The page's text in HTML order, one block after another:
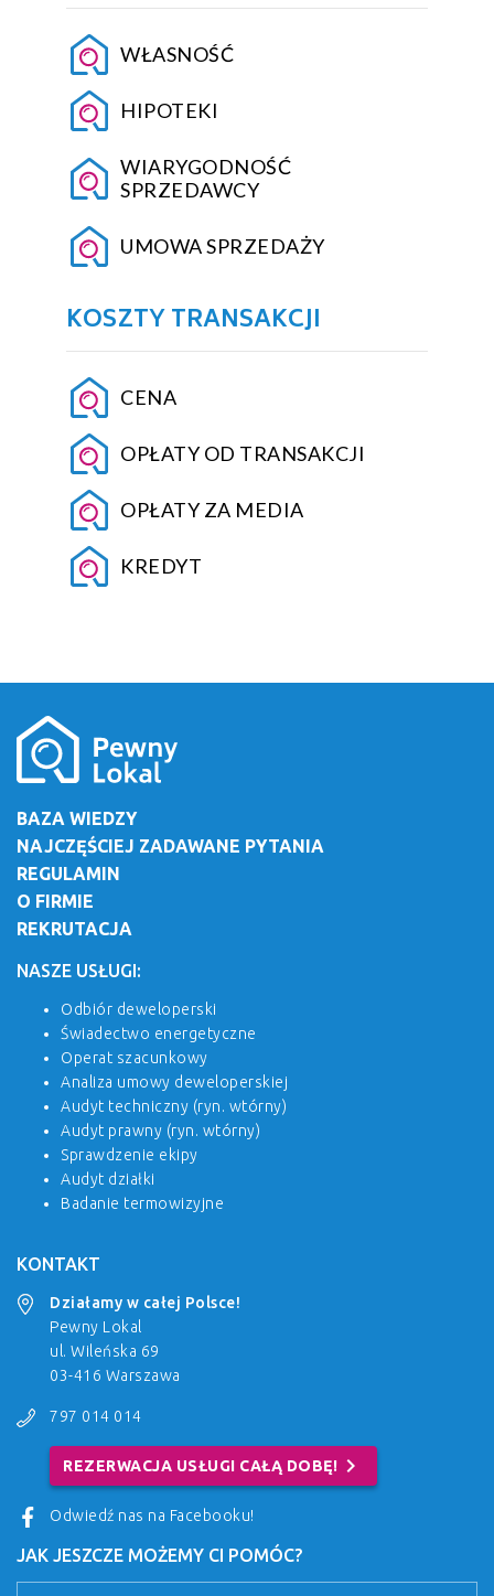
WŁASNOŚĆ
HIPOTEKI
WIARYGODNOŚĆ
SPRZEDAWCY
UMOWA SPRZEDAŻY
KOSZTY TRANSAKCJI
CENA
OPŁATY OD TRANSAKCJI
OPŁATY ZA MEDIA
KREDYT
BAZA WIEDZY
NAJCZĘŚCIEJ ZADAWANE PYTANIA
REGULAMIN
O FIRMIE
REKRUTACJA
NASZE USŁUGI:
Odbiór deweloperski
Świadectwo energetyczne
Operat szacunkowy
Analiza umowy deweloperskiej
Audyt techniczny (ryn. wtórny)
Audyt prawny (ryn. wtórny)
Sprawdzenie ekipy
Audyt działki
Badanie termowizyjne
KONTAKT
Działamy w całej Polsce!
Pewny Lokal
ul. Wileńska 69
03-416 Warszawa
797 014 014
REZERWACJA USŁUGI CAŁĄ DOBĘ! chevron_right
Odwiedź nas na Facebooku!
JAK JESZCZE MOŻEMY CI POMÓC?